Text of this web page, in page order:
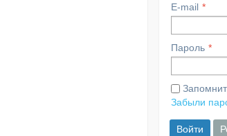
E-mail
Пароль
Забыли
Войти